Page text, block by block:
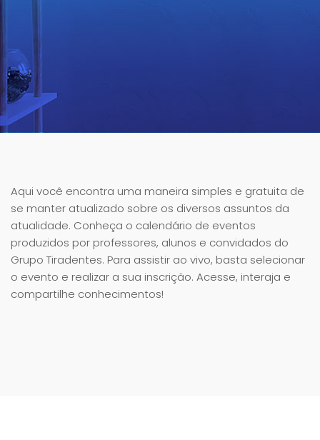
Aqui você encontra uma maneira simples e gratuita de
se manter atualizado sobre os diversos assuntos da
atualidade. Conheça o calendário de eventos
produzidos por professores, alunos e convidados do
Grupo Tiradentes. Para assistir ao vivo, basta selecionar
o evento e realizar a sua inscrição. Acesse, interaja e
compartilhe conhecimentos!